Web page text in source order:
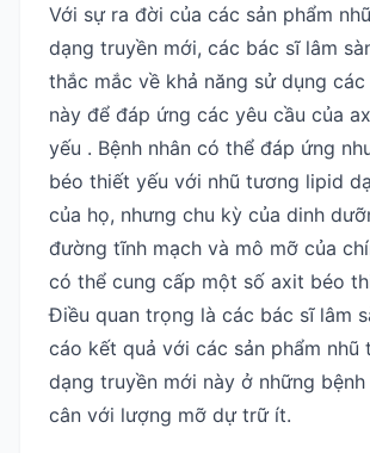
Với sự ra đời của các sản phẩm
dạng truyền mới, các bác sĩ lâm
thắc mắc về khả năng sử dụng các
này để đáp ứng các yêu cầu của
yếu . Bệnh nhân có thể đáp ứng
béo thiết yếu với nhũ tương lipid
của họ, nhưng chu kỳ của dinh
đường tĩnh mạch và mô mỡ của
có thể cung cấp một số axit béo
Điều quan trọng là các bác sĩ lâm
cáo kết quả với các sản phẩm nhũ
dạng truyền mới này ở những bệnh
cân với lượng mỡ dự trữ ít.